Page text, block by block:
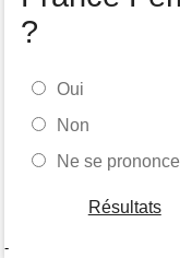
?
Oui
Non
Ne se
Résultats
-